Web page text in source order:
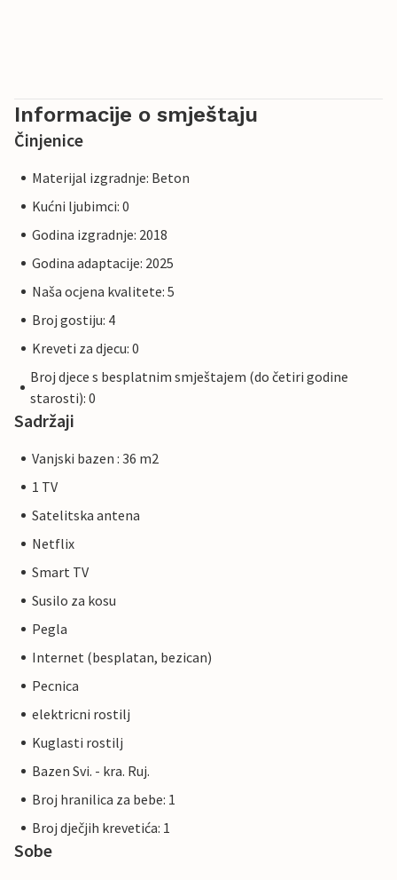
Informacije o smještaju
Činjenice
Materijal izgradnje: Beton
Kućni ljubimci: 0
Godina izgradnje: 2018
Godina adaptacije: 2025
Naša ocjena kvalitete: 5
Broj gostiju: 4
Kreveti za djecu: 0
Broj djece s besplatnim smještajem (do četiri godine
starosti): 0
Sadržaji
Vanjski bazen : 36 m2
1 TV
Satelitska antena
Netflix
Smart TV
Susilo za kosu
Pegla
Internet (besplatan, bezican)
Pecnica
elektricni rostilj
Kuglasti rostilj
Bazen Svi. - kra. Ruj.
Broj hranilica za bebe: 1
Broj dječjih krevetića: 1
Sobe